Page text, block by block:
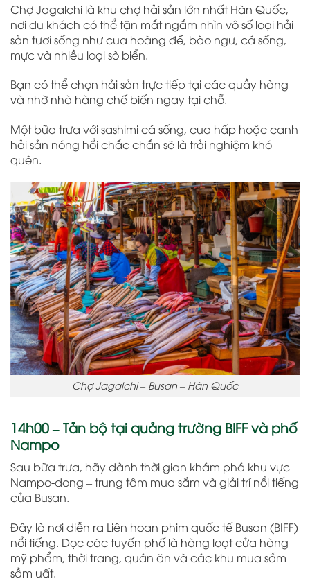
Chợ Jagalchi là khu chợ hải sản lớn nhất Hàn Quốc,
nơi du khách có thể tận mắt ngắm nhìn vô số loại hải
sản tươi sống như cua hoàng đế, bào ngư, cá sống,
mực và nhiều loại sò biển.
Bạn có thể chọn hải sản trực tiếp tại các quầy hàng
và nhờ nhà hàng chế biến ngay tại chỗ.
Một bữa trưa với sashimi cá sống, cua hấp hoặc canh
hải sản nóng hổi chắc chắn sẽ là trải nghiệm khó
quên.
Chợ Jagalchi – Busan – Hàn Quốc
14h00 – Tản bộ tại quảng trường BIFF và phố
Nampo
Sau bữa trưa, hãy dành thời gian khám phá khu vực
Nampo-dong – trung tâm mua sắm và giải trí nổi tiếng
của Busan.
Đây là nơi diễn ra Liên hoan phim quốc tế Busan (BIFF)
nổi tiếng. Dọc các tuyến phố là hàng loạt cửa hàng
mỹ phẩm, thời trang, quán ăn và các khu mua sắm
sầm uất.